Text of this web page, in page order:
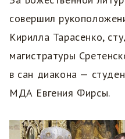
совершил
Кирилла Тарасенко,
магистратуры
в сан диакона —
МДА Евгения Фирсы.